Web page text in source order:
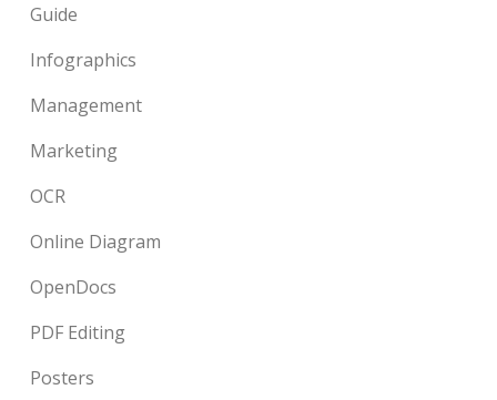
Guide
Infographics
Management
Marketing
OCR
Online Diagram
OpenDocs
PDF Editing
Posters